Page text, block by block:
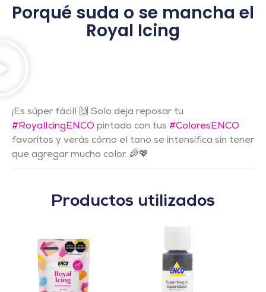
Porqué suda o se mancha el
Royal Icing
¡Es súper fácil! 🙌 Solo deja reposar tu
#RoyalIcingENCO pintado con tus #ColoresENCO
favoritos y verás cómo el tono se intensifica sin tener
que agregar mucho color. 🌈💖
Productos utilizados